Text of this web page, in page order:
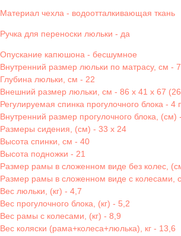
Материал чехла - водоотталкивающая ткань
Ручка для переноски люльки - да
Опускание капюшона - бесшумное
Внутренний размер люльки по матрасу, см -
Глубина люльки, см - 22
Внешний размер люльки, см - 86 х 41 х 67
Регулируемая спинка прогулочного блока - 4
Внутренний размер прогулочного блока, (см)
Размеры сидения, (см) - 33 х 24
Высота спинки, см - 40
Высота подножки - 21
Размер рамы в сложенном виде без колес,
Размер рамы в сложенном виде с колесами,
Вес люльки, (кг) - 4,7
Вес прогулочного блока, (кг) - 5,2
Вес рамы с колесами, (кг) - 8,9
Вес коляски (рама+колеса+люлька), кг - 13,6